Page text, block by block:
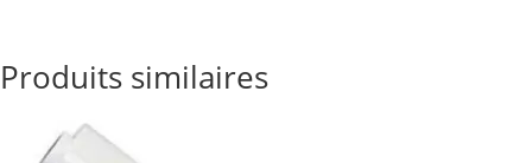
Produits similaires